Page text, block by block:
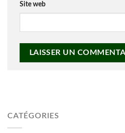
Site web
CATÉGORIES